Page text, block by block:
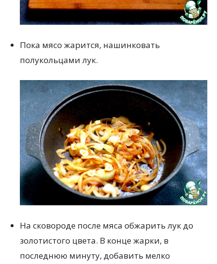
Пока мясо жарится, нашинковать
полукольцами лук.
На сковороде после мяса обжарить лук до
золотистого цвета. В конце жарки, в
последнюю минуту, добавить мелко